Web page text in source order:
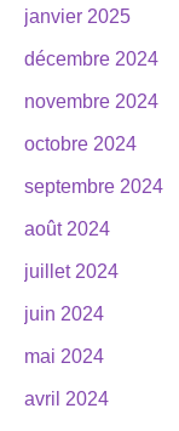
janvier 2025
décembre 2024
novembre 2024
octobre 2024
septembre 2024
août 2024
juillet 2024
juin 2024
mai 2024
avril 2024